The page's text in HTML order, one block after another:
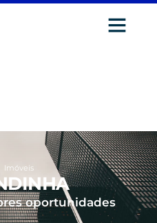
Imóveis
oportunidades